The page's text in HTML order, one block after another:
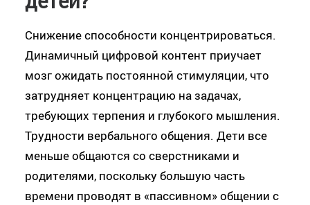
Снижение способности концентрироваться.
Динамичный цифровой контент приучает
мозг ожидать постоянной стимуляции, что
затрудняет концентрацию на задачах,
требующих терпения и глубокого мышления.
Трудности вербального общения. Дети все
меньше общаются со сверстниками и
родителями, поскольку большую часть
времени проводят в «пассивном» общении с